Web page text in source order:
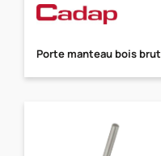
Porte manteau bois brut